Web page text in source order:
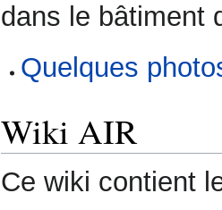
dans le bâtiment
Quelques
Wiki AIR
Ce wiki contient